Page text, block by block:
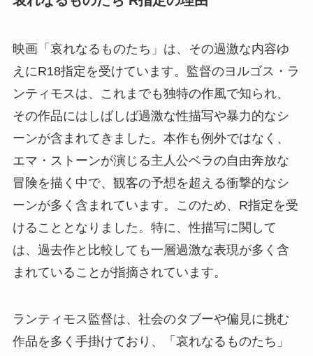
映画「哀れなるものたち」は、その過激な内容ゆ
えにR18指定を受けています。監督のヨルゴス・ラ
ンティモスは、これまでも独特の作風で知られ、
その作品にはしばしば過激な性描写や暴力的なシ
ーンが含まれてきました。本作も例外ではなく、
エマ・ストーンが演じる主人公ベラの自由奔放な
冒険を描く中で、観客の予想を超える衝撃的なシ
ーンが多く含まれています。このため、R指定を受
けることとなりました。特に、性描写に関して
は、過去作と比較しても一層過激な表現が多く含
まれていることが指摘されています​​​​。
ランティモス監督は、社会のタブーや偏見に挑む
作品を多く手掛けており、「哀れなるものたち」